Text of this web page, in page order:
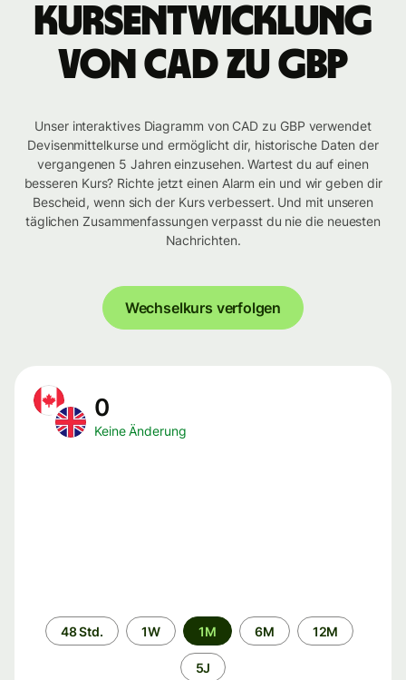
Kursentwicklung
von CAD zu GBP
Unser interaktives Diagramm von CAD zu GBP verwendet
Devisenmittelkurse und ermöglicht dir, historische Daten der
vergangenen 5 Jahren einzusehen. Wartest du auf einen
besseren Kurs? Richte jetzt einen Alarm ein und wir geben dir
Bescheid, wenn sich der Kurs verbessert. Und mit unseren
täglichen Zusammenfassungen verpasst du nie die neuesten
Nachrichten.
Wechselkurs verfolgen
0
Keine Änderung
Zeitraum
48 Std. 1W 1M 6M 12M
5J